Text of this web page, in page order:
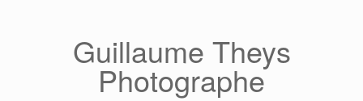
Guillaume Theys
Photographe